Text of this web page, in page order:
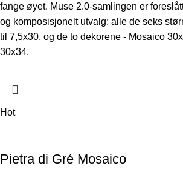
fange øyet. Muse 2.0-samlingen er
og komposisjonelt utvalg: alle de seks
til 7,5x30, og de to dekorene - Mosaico
30x34.
Hot
Pietra di Gré Mosaico